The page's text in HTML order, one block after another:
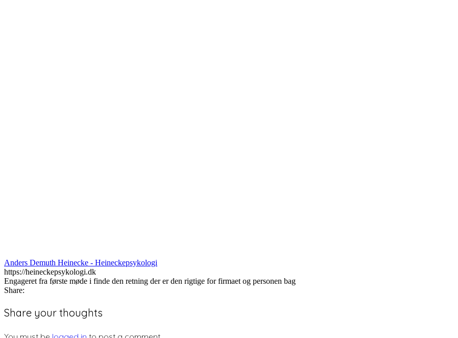
Anders Demuth Heinecke - Heineckepsykologi
https://heineckepsykologi.dk
Engageret fra første møde i finde den retning der er den rigtige for firmaet og personen bag
Share:
Share your thoughts